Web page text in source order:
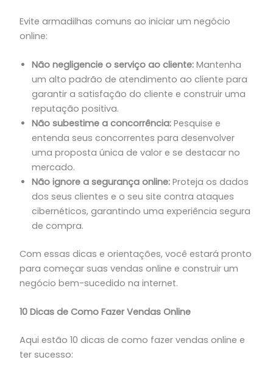
Evite armadilhas comuns ao iniciar um negócio
online:
Não negligencie o serviço ao cliente:Mantenha
um alto padrão de atendimento ao cliente para
garantir a satisfação do cliente e construir uma
reputação positiva.
Não subestime a concorrência:Pesquise e
entenda seus concorrentes para desenvolver
uma proposta única de valor e se destacar no
mercado.
Não ignore a segurança online:Proteja os dados
dos seus clientes e o seu site contra ataques
cibernéticos, garantindo uma experiência segura
de compra.
Com essas dicas e orientações, você estará pronto
para começar suas vendas online e construir um
negócio bem-sucedido na internet.
10 Dicas de Como Fazer Vendas Online
Aqui estão 10 dicas de como fazer vendas online e
ter sucesso: